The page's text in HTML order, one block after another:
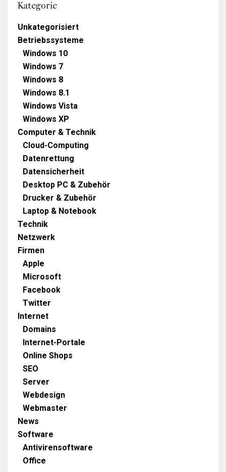
Kategorie
Unkategorisiert
Betriebssysteme
Windows 10
Windows 7
Windows 8
Windows 8.1
Windows Vista
Windows XP
Computer & Technik
Cloud-Computing
Datenrettung
Datensicherheit
Desktop PC & Zubehör
Drucker & Zubehör
Laptop & Notebook
Technik
Netzwerk
Firmen
Apple
Microsoft
Facebook
Twitter
Internet
Domains
Internet-Portale
Online Shops
SEO
Server
Webdesign
Webmaster
News
Software
Antivirensoftware
Office